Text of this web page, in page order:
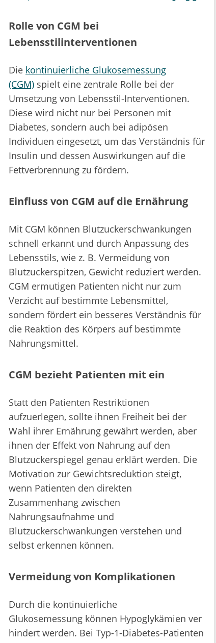
Rolle von CGM bei
Lebensstilinterventionen
Die kontinuierliche Glukosemessung
(CGM) spielt eine zentrale Rolle bei der
Umsetzung von Lebensstil-Interventionen.
Diese wird nicht nur bei Personen mit
Diabetes, sondern auch bei adipösen
Individuen eingesetzt, um das Verständnis für
Insulin und dessen Auswirkungen auf die
Fettverbrennung zu fördern.
Einfluss von CGM auf die Ernährung
Mit CGM können Blutzuckerschwankungen
schnell erkannt und durch Anpassung des
Lebensstils, wie z. B. Vermeidung von
Blutzuckerspitzen, Gewicht reduziert werden.
CGM ermutigen Patienten nicht nur zum
Verzicht auf bestimmte Lebensmittel,
sondern fördert ein besseres Verständnis für
die Reaktion des Körpers auf bestimmte
Nahrungsmittel.
CGM bezieht Patienten mit ein
Statt den Patienten Restriktionen
aufzuerlegen, sollte ihnen Freiheit bei der
Wahl ihrer Ernährung gewährt werden, aber
ihnen der Effekt von Nahrung auf den
Blutzuckerspiegel genau erklärt werden. Die
Motivation zur Gewichtsreduktion steigt,
wenn Patienten den direkten
Zusammenhang zwischen
Nahrungsaufnahme und
Blutzuckerschwankungen verstehen und
selbst erkennen können.
Vermeidung von Komplikationen
Durch die kontinuierliche
Glukosemessung können Hypoglykämien ver
hindert werden. Bei Typ-1-Diabetes-Patienten